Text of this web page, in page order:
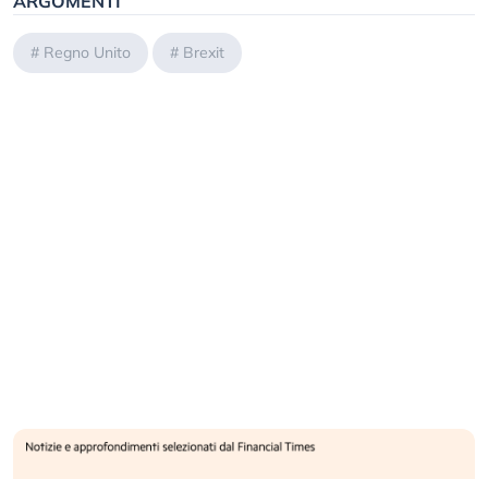
# Regno Unito # Brexit